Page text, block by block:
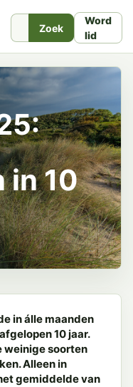
Zoek
Word
lid
in 10
in álle maanden
10 jaar.
weinige soorten
Alleen in
gemiddelde van